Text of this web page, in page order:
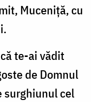
Muceniță, cu
te-ai vădit
de Domnul
surghiunul cel